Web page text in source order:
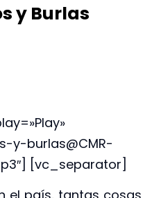
y Burlas
y-burlas@CMR-
[vc_separator]